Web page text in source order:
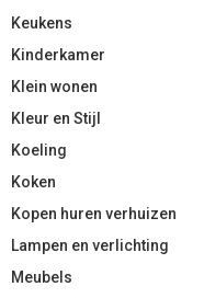
Keukens
Kinderkamer
Klein wonen
Kleur en Stijl
Koeling
Koken
Kopen huren verhuizen
Lampen en verlichting
Meubels